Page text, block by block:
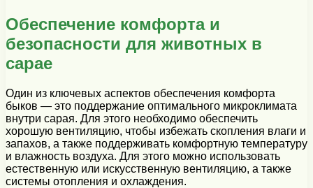
Обеспечение комфорта и
безопасности для животных в
сарае
Один из ключевых аспектов обеспечения комфорта
быков — это поддержание оптимального микроклимата
внутри сарая. Для этого необходимо обеспечить
хорошую вентиляцию, чтобы избежать скопления влаги и
запахов, а также поддерживать комфортную температуру
и влажность воздуха. Для этого можно использовать
естественную или искусственную вентиляцию, а также
системы отопления и охлаждения.